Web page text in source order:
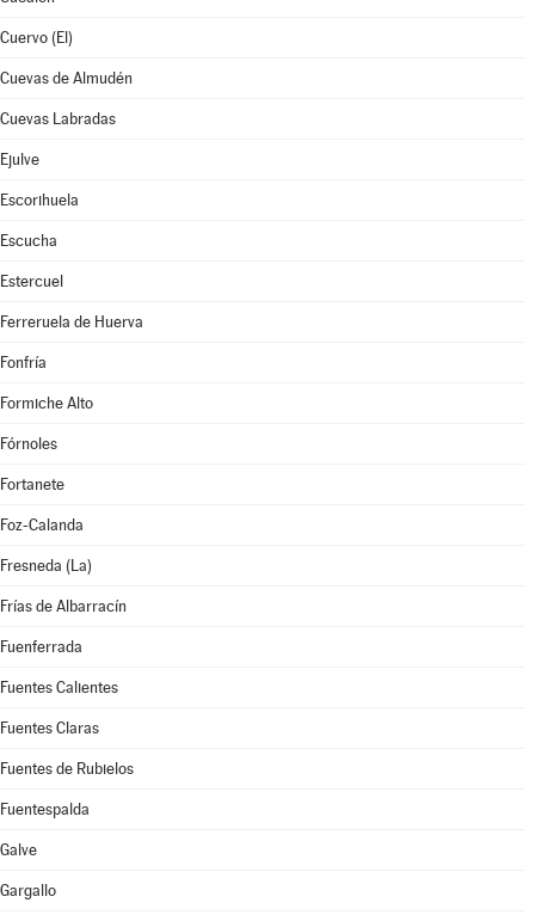
Cuervo (El)
Cuevas de Almudén
Cuevas Labradas
Ejulve
Escorihuela
Escucha
Estercuel
Ferreruela de Huerva
Fonfría
Formiche Alto
Fórnoles
Fortanete
Foz-Calanda
Fresneda (La)
Frías de Albarracín
Fuenferrada
Fuentes Calientes
Fuentes Claras
Fuentes de Rubielos
Fuentespalda
Galve
Gargallo